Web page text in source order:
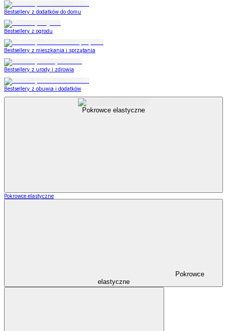
Bestsellery z dodatków do domu
Bestsellery z ogrodu
Bestsellery z mieszkania i sprzątania
Bestsellery z urody i zdrowia
Bestsellery z obuwia i dodatków
Pokrowce elastyczne
Pokrowce elastyczne
Pokrowce
elastyczne